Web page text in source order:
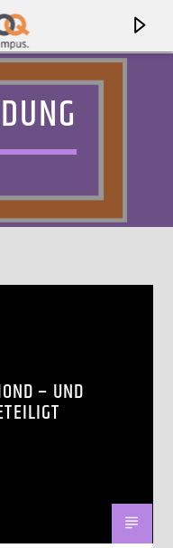
– UND